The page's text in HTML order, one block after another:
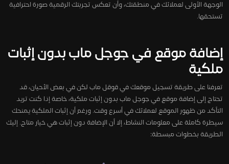
الوجهة الأولى لعملائك في منطقتك، وأن تعكس تجربتك الرقمية صورة احترافية
تستحقها.
إضافة موقع في جوجل ماب بدون إثبات
ملكية
تعرفنا على طريقة تسجيل موقعك في قوقل ماب لكن في بعض الأحيان، قد
تحتاج إلى إضافة موقع في جوجل ماب بدون إثبات ملكية، خاصة إذا كنت تريد
التأكد من ظهور الموقع لعملائك في أسرع وقت. ورغم أن إثبات الملكية يمنحك
سيطرة كاملة على معلومات النشاط، إلا أن الإضافة دون إثبات هي خيار متاح. إليك
الطريقة بخطوات مبسطة: